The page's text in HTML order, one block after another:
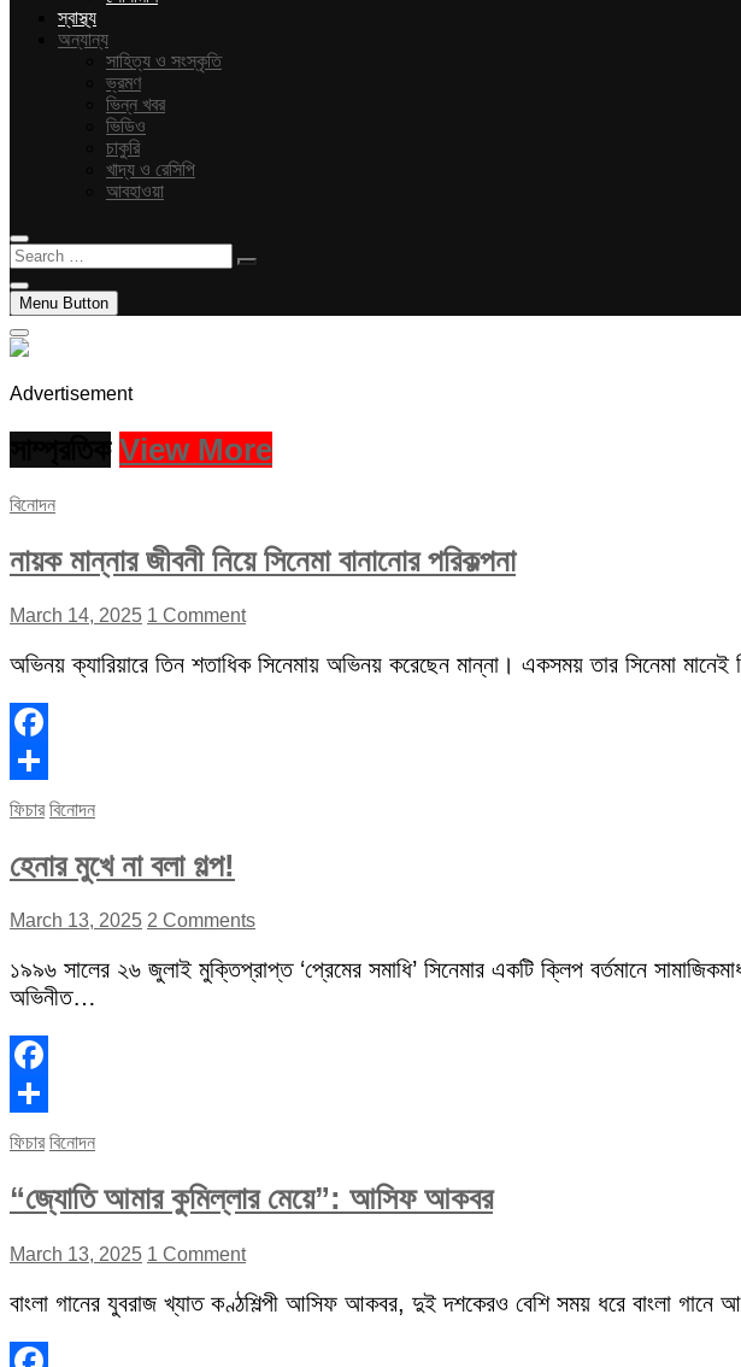
স্বাস্থ্য
অন্যান্য
সাহিত্য ও সংস্কৃতি
ভ্রমণ
ভিন্ন খবর
ভিডিও
চাকুরি
খাদ্য ও রেসিপি
আবহাওয়া
Search
…
Menu Button
Advertisement
View More
বিনোদন
নায়ক মান্নার জীবনী নিয়ে সিনেমা বানানোর পরিকল্পনা
March 14, 2025 1 Comment
অভিনয় ক্যারিয়ারে তিন শতাধিক সিনেমায় অভিনয় করেছেন মান্না। একসময় তার সিনেমা
Facebook
Share
ফিচার বিনোদন
হেনার মুখে না বলা গল্প!
March 13, 2025 2 Comments
১৯৯৬ সালের ২৬ জুলাই মুক্তিপ্রাপ্ত ‘প্রেমের সমাধি’ সিনেমার একটি ক্লিপ বর্তমানে
অভিনীত…
Facebook
Share
ফিচার বিনোদন
“জ্যোতি আমার কুমিল্লার মেয়ে”: আসিফ আকবর
March 13, 2025 1 Comment
বাংলা গানের যুবরাজ খ্যাত কণ্ঠশিল্পী আসিফ আকবর, দুই দশকেরও বেশি সময় ধরে বাংলা গানে